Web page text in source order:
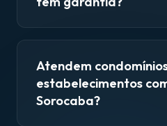
Atendem
estabelecimentos
Sorocaba?